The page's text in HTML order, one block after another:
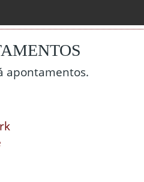
apontamentos.